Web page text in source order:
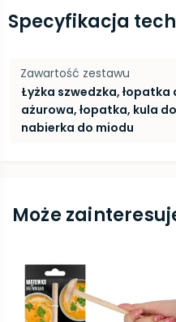
Specyfikacja
Zawartość zestawu
Łyżka szwedzka,
ażurowa, łopatka, kula
nabierka do miodu
Może